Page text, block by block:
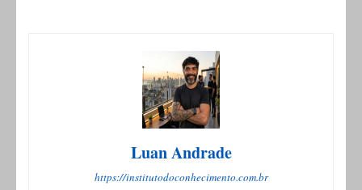
Luan Andrade
https://institutodoconhecimento.com.br